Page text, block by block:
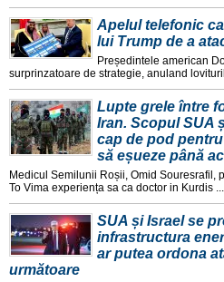
Apelul telefonic
lui Trump de a
Președintele american
surprinzatoare de strategie, anuland
Lupte grele între
Iran. Scopul SUA
cap de pod
să eșueze până
Medicul Semilunii Roșii, Omid Souresrafil,
To Vima experiența sa ca doctor in Kurdis ...
SUA și Israel se
infrastructura
ar putea ordona
următoare